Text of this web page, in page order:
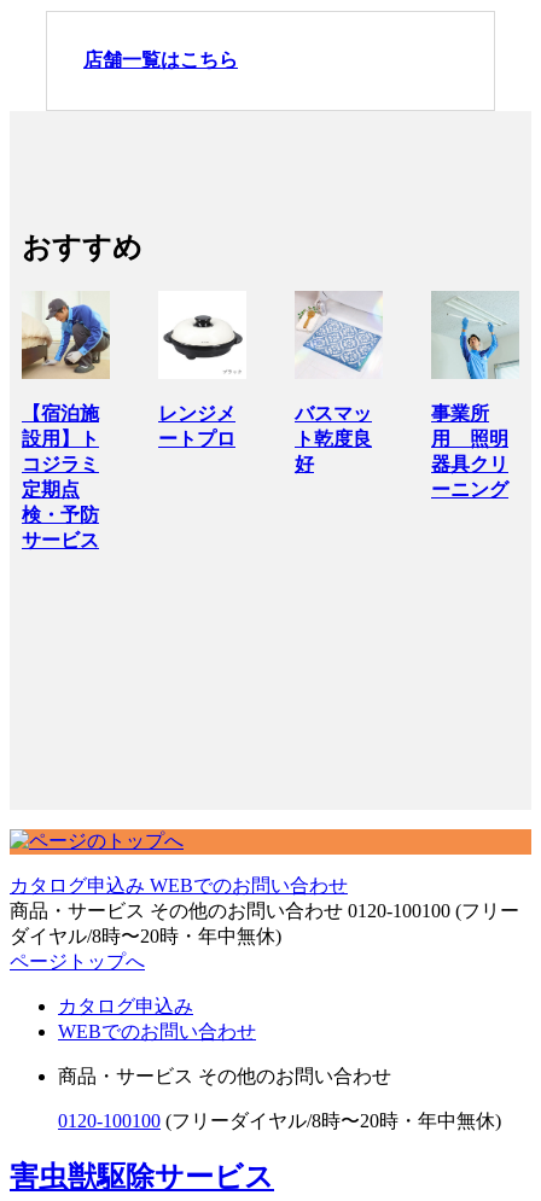
店舗一覧はこちら
おすすめ
【宿泊施
設用】ト
コジラミ
定期点
検・予防
サービス
レンジメ
ートプロ
バスマッ
ト乾度良
好
事業所
用 照明
器具クリ
ーニング
カタログ申込み WEBでのお問い合わせ
商品・サービス その他のお問い合わせ 0120-100100 (フリー
ダイヤル/8時〜20時・年中無休)
ページトップへ
カタログ申込み
WEBでのお問い合わせ
商品・サービス その他のお問い合わせ
0120-100100 (フリーダイヤル/8時〜20時・年中無休)
害虫獣駆除サービス